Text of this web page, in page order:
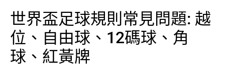
世界盃足球規則常見問題: 越
位、自由球、12碼球、角
球、紅黃牌